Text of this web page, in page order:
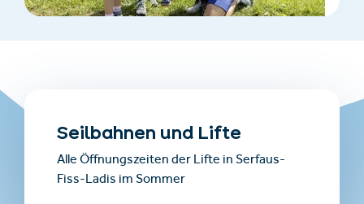
Seilbahnen und Lifte
Alle Öffnungszeiten der Lifte in Serfaus-
Fiss-Ladis im Sommer